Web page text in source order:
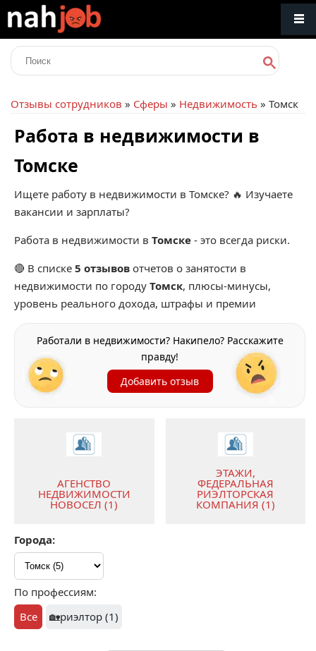
Отзывы сотрудников » Сферы » Недвижимость » Томск
Работа в недвижимости в
Томске
Ищете работу в недвижимости в Томске? 🔥 Изучаете
вакансии и зарплаты?
Работа в недвижимости в Томске - это всегда риски.
🔴 В списке 5 отзывов отчетов о занятости в
недвижимости по городу Томск, плюсы-минусы,
уровень реального дохода, штрафы и премии
Работали в недвижимости? Накипело? Расскажите
правду!
Добавить отзыв
АГЕНСТВО
НЕДВИЖИМОСТИ
НОВОСЕЛ (1)
ЭТАЖИ,
ФЕДЕРАЛЬНАЯ
РИЭЛТОРСКАЯ
КОМПАНИЯ (1)
Города:
По профессиям:
Все
🏡риэлтор (1)